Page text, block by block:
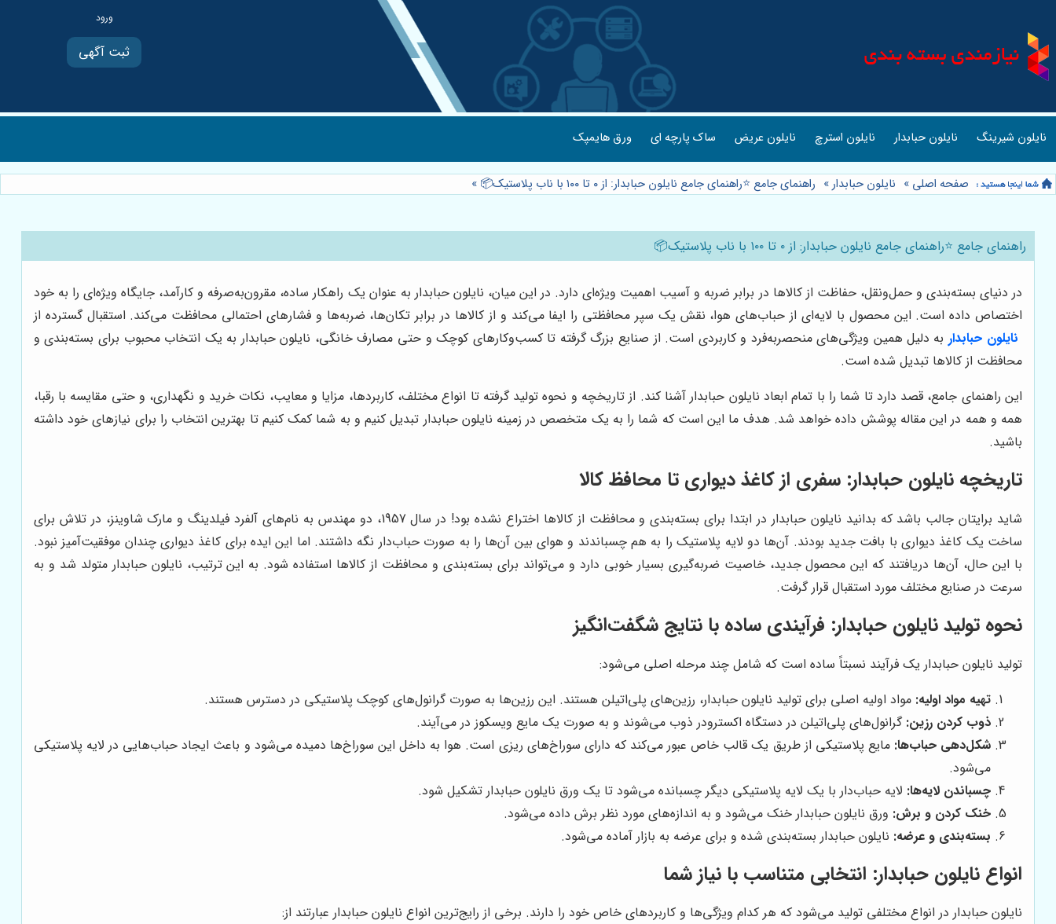
ثبت آگهی
نایلون شیرینگ نایلون حبابدار نایلون استرچ نایلون عریض ساک پارچه ای ورق هایمپک
صفحه اصلی » نایلون حبابدار» راهنمای جامع ⭐️راهنمای جامع نایلون حبابدار: از ۰ تا ۱۰۰ با ناب پلاستیک📦 »
راهنمای جامع ⭐️راهنمای جامع نایلون حبابدار: از ۰ تا ۱۰۰ با ناب پلاستیک📦
در دنیای بسته‌بندی و حمل‌ونقل، حفاظت از کالاها در برابر ضربه و آسیب اهمیت ویژه‌ای دارد. در این میان، نایلون حبابدار به عنوان یک راهکار ساده، مقرون‌به‌صرفه و کارآمد، جایگاه ویژه‌ای را به خود
اختصاص داده است. این محصول با لایه‌ای از حباب‌های هوا، نقش یک سپر محافظتی را ایفا می‌کند و از کالاها در برابر تکان‌ها، ضربه‌ها و فشارهای احتمالی محافظت می‌کند. استقبال گسترده از
نایلون حبابدار به دلیل همین ویژگی‌های منحصربه‌فرد و کاربردی است. از صنایع بزرگ گرفته تا کسب‌وکارهای کوچک و حتی مصارف خانگی، نایلون حبابدار به یک انتخاب محبوب برای بسته‌بندی و
محافظت از کالاها تبدیل شده است.
این راهنمای جامع، قصد دارد تا شما را با تمام ابعاد نایلون حبابدار آشنا کند. از تاریخچه و نحوه تولید گرفته تا انواع مختلف، کاربردها، مزایا و معایب، نکات خرید و نگهداری، و حتی مقایسه با رقبا،
همه و همه در این مقاله پوشش داده خواهد شد. هدف ما این است که شما را به یک متخصص در زمینه نایلون حبابدار تبدیل کنیم و به شما کمک کنیم تا بهترین انتخاب را برای نیازهای خود داشته
باشید.
تاریخچه نایلون حبابدار: سفری از کاغذ دیواری تا محافظ کالا
شاید برایتان جالب باشد که بدانید نایلون حبابدار در ابتدا برای بسته‌بندی و محافظت از کالاها اختراع نشده بود! در سال 1957، دو مهندس به نام‌های آلفرد فیلدینگ و مارک شاوینز، در تلاش برای
ساخت یک کاغذ دیواری با بافت جدید بودند. آن‌ها دو لایه پلاستیک را به هم چسباندند و هوای بین آن‌ها را به صورت حباب‌دار نگه داشتند. اما این ایده برای کاغذ دیواری چندان موفقیت‌آمیز نبود.
با این حال، آن‌ها دریافتند که این محصول جدید، خاصیت ضربه‌گیری بسیار خوبی دارد و می‌تواند برای بسته‌بندی و محافظت از کالاها استفاده شود. به این ترتیب، نایلون حبابدار متولد شد و به
سرعت در صنایع مختلف مورد استقبال قرار گرفت.
نحوه تولید نایلون حبابدار: فرآیندی ساده با نتایج شگفت‌انگیز
تولید نایلون حبابدار یک فرآیند نسبتاً ساده است که شامل چند مرحله اصلی می‌شود:
تهیه مواد اولیه: مواد اولیه اصلی برای تولید نایلون حبابدار، رزین‌های پلی‌اتیلن هستند. این رزین‌ها به صورت گرانول‌های کوچک پلاستیکی در دسترس هستند.
ذوب کردن رزین: گرانول‌های پلی‌اتیلن در دستگاه اکسترودر ذوب می‌شوند و به صورت یک مایع ویسکوز در می‌آیند.
شکل‌دهی حباب‌ها: مایع پلاستیکی از طریق یک قالب خاص عبور می‌کند که دارای سوراخ‌های ریزی است. هوا به داخل این سوراخ‌ها دمیده می‌شود و باعث ایجاد حباب‌هایی در لایه پلاستیکی
می‌شود.
چسباندن لایه‌ها: لایه حباب‌دار با یک لایه پلاستیکی دیگر چسبانده می‌شود تا یک ورق نایلون حبابدار تشکیل شود.
خنک کردن و برش: ورق نایلون حبابدار خنک می‌شود و به اندازه‌های مورد نظر برش داده می‌شود.
بسته‌بندی و عرضه: نایلون حبابدار بسته‌بندی شده و برای عرضه به بازار آماده می‌شود.
انواع نایلون حبابدار: انتخابی متناسب با نیاز شما
نایلون حبابدار در انواع مختلفی تولید می‌شود که هر کدام ویژگی‌ها و کاربردهای خاص خود را دارند. برخی از رایج‌ترین انواع نایلون حبابدار عبارتند از: